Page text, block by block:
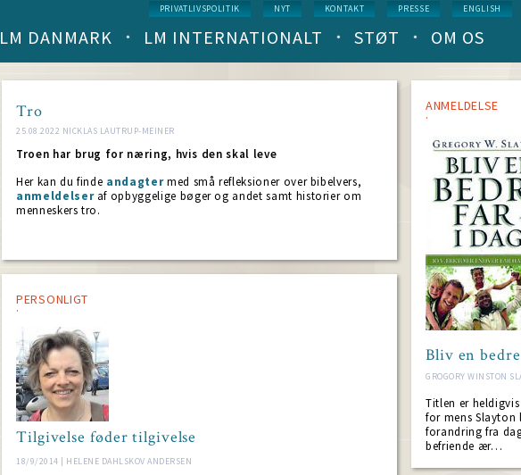
Service
menu
PRIVATLIVSPOLITIK NYT KONTAKT PRESSE ENGLISH
Main
(level
1)
LM DANMARK LM INTERNATIONALT STØT OM OS
Tro
25.08.2022 NICKLAS LAUTRUP-MEINER
Troen har brug for næring, hvis den skal leve
Her kan du finde andagtermed små refleksioner over bibelvers,
anmeldelseraf opbyggelige bøger og andet samt historier om
menneskers tro.
PERSONLIGT
Tilgivelse føder tilgivelse
18/9/2014 | HELENE DAHLSKOV ANDERSEN
ANMELDELSE
Bliv en
GROGORY WINSTON
Titlen er
for mens
forandring fra
befriende ær…